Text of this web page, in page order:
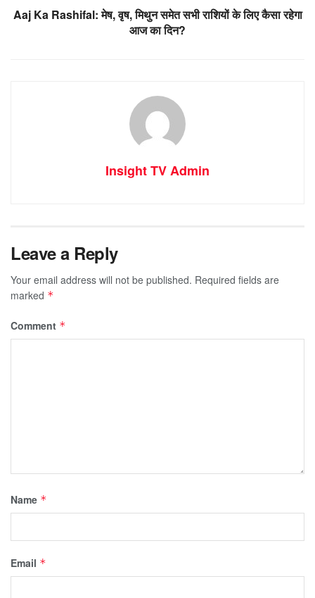
Aaj Ka Rashifal: मेष, वृष, मिथुन समेत सभी राशियों के लिए कैसा रहेगा
आज का दिन?
Insight TV Admin
Leave a Reply
Your email address will not be published. Required fields are
marked *
Comment *
Name *
Email *